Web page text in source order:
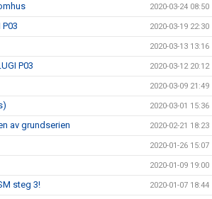
2020-03-24 08:50
2020-03-19 22:30
2020-03-13 13:16
P03 2020-03-12 20:12
2020-03-09 21:49
2020-03-01 15:36
av grundserien 2020-02-21 18:23
2020-01-26 15:07
2020-01-09 19:00
steg 3! 2020-01-07 18:44